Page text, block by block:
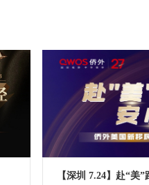
【深圳 7.24】赴“美